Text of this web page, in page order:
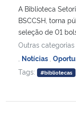
A Biblioteca
BSCCSH, torna
seleção de 01
Outras
Notícias
Tags:
#bibliotecas